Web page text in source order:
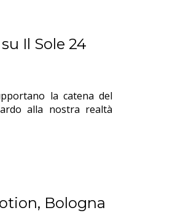
Il Sole 24
la catena del
alla nostra realtà
Bologna